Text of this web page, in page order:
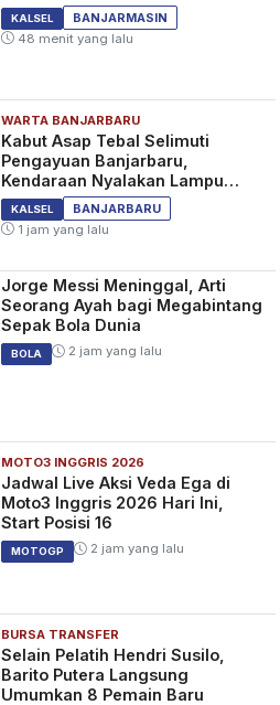
KALSEL
BANJARMASIN
48 menit yang lalu
WARTA BANJARBARU
Kabut Asap Tebal Selimuti
Pengayuan Banjarbaru,
Kendaraan Nyalakan Lampu
Jauh dan Sein
KALSEL
BANJARBARU
1 jam yang lalu
Jorge Messi Meninggal, Arti
Seorang Ayah bagi Megabintang
Sepak Bola Dunia
BOLA 2 jam yang lalu
MOTO3 INGGRIS 2026
Jadwal Live Aksi Veda Ega di
Moto3 Inggris 2026 Hari Ini,
Start Posisi 16
MOTOGP 2 jam yang lalu
BURSA TRANSFER
Selain Pelatih Hendri Susilo,
Barito Putera Langsung
Umumkan 8 Pemain Baru